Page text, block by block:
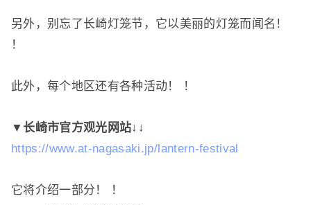
另外，别忘了长崎灯笼节，它以美丽的灯笼而闻名！
！
此外，每个地区还有各种活动！ ！
▼长崎市官方观光网站↓↓
https://www.at-nagasaki.jp/lantern-festival
它将介绍一部分！ ！